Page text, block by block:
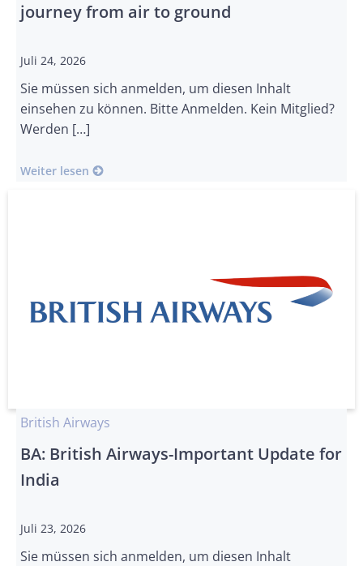
journey from air to ground
Juli 24, 2026
Sie müssen sich anmelden, um diesen Inhalt
einsehen zu können. Bitte Anmelden. Kein Mitglied?
Werden […]
Weiter lesen
British Airways
BA: British Airways-Important Update for
India
Juli 23, 2026
Sie müssen sich anmelden, um diesen Inhalt